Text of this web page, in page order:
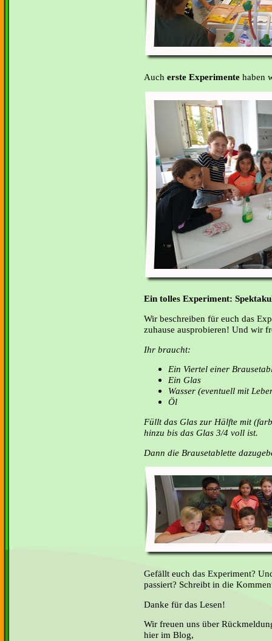
Auch erste Experimente haben
Ein tolles Experiment:
Wir beschreiben für euch das
zuhause ausprobieren! Und wir
Ihr braucht:
Ein Viertel einer
Ein Glas
Wasser (eventuell mit
Öl
Füllt das Glas zur Hälfte mit
hinzu bis das Glas 3/4 voll ist.
Dann die Brausetablette
Gefällt euch das Experiment?
passiert? Schreibt in die
Danke für das Lesen!
Wir freuen uns über
hier im Blog,